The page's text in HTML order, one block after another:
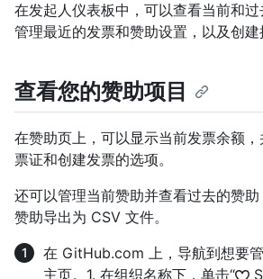
在发起人仪表板中，可以查看当前和过
管理最近的发票和赞助设置，以及创建
查看您的赞助项目
在赞助页上，可以显示当前发票余额
票证和创建发票的选项。
还可以管理当前赞助并查看过去的赞
赞助导出为 CSV 文件。
在 GitHub.com 上，导航到想要
主页。1. 在组织名称下，单击“